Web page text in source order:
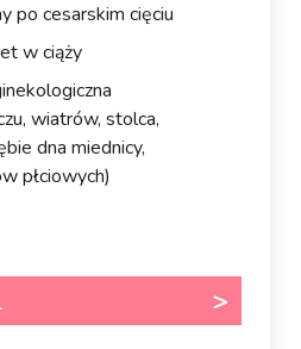
po cesarskim cięciu
w ciąży
wiatrów, stolca,
dna miednicy,
płciowych)